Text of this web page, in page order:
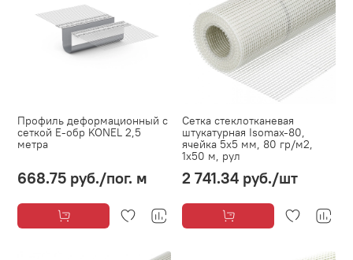
Профиль деформационный с
сеткой Е-обр KONEL 2,5
метра
668.75 руб./пог. м
Сетка стеклотканевая
штукатурная Isomax-80,
ячейка 5х5 мм, 80 гр/м2,
1х50 м, рул
2 741.34 руб./шт